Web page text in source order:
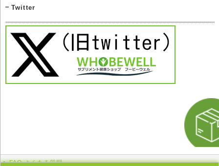
Twitter
FAQ よくある質問